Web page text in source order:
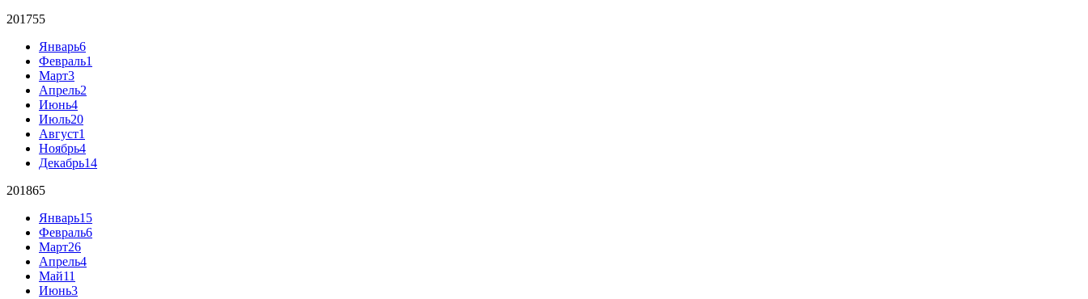
201755
Январь6
Февраль1
Март3
Апрель2
Июнь4
Июль20
Август1
Ноябрь4
Декабрь14
201865
Январь15
Февраль6
Март26
Апрель4
Май11
Июнь3